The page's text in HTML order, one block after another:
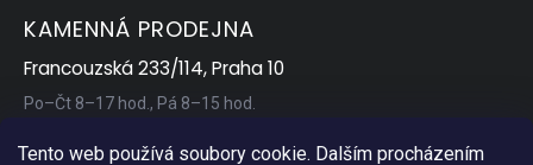
Tento web používá soubory cookie. Dalším procházením
KAMENNÁ PRODEJNA
Francouzská 233/114, Praha 10
Po–Čt 8–17 hod., Pá 8–15 hod.